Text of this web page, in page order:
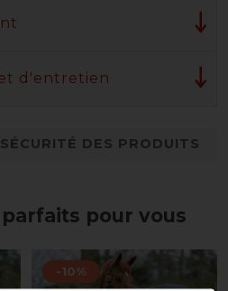
d'entretien
DES PRODUITS
pour vous
-10%